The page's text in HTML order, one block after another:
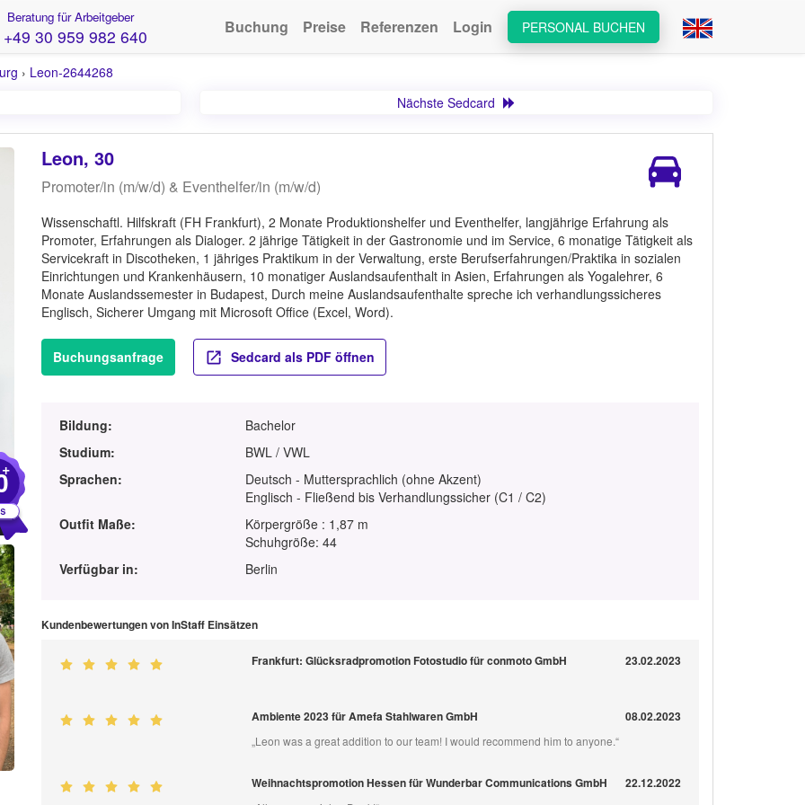
Beratung für Arbeitgeber
+49 30 959 982 640 PERSONAL BUCHEN
Buchung Preise Referenzen Login
› Leon-2644268
Nächste Sedcard
+
Leon, 30
Promoter/in (m/w/d) & Eventhelfer/in (m/w/d)
Wissenschaftl. Hilfskraft (FH Frankfurt), 2 Monate Produktionshelfer und Eventhelfer, langjährige Erfahrung als
Promoter, Erfahrungen als Dialoger. 2 jährige Tätigkeit in der Gastronomie und im Service, 6 monatige Tätigkeit als
Servicekraft in Discotheken, 1 jähriges Praktikum in der Verwaltung, erste Berufserfahrungen/Praktika in sozialen
Einrichtungen und Krankenhäusern, 10 monatiger Auslandsaufenthalt in Asien, Erfahrungen als Yogalehrer, 6
Monate Auslandssemester in Budapest, Durch meine Auslandsaufenthalte spreche ich verhandlungssicheres
Englisch, Sicherer Umgang mit Microsoft Office (Excel, Word).
Buchungsanfrage Sedcard als PDF öffnen
Bildung:
Bachelor
Studium:
BWL / VWL
Sprachen:
Deutsch - Muttersprachlich (ohne Akzent)
Englisch - Fließend bis Verhandlungssicher (C1 / C2)
Outfit Maße:
Körpergröße : 1,87 m
Schuhgröße: 44
Verfügbar in:
Berlin
Kundenbewertungen von InStaff Einsätzen
Frankfurt: Glücksradpromotion Fotostudio für conmoto GmbH 23.02.2023
Ambiente 2023 für Amefa Stahlwaren GmbH 08.02.2023
„Leon was a great addition to our team! I would recommend him to anyone.“
Weihnachtspromotion Hessen für Wunderbar Communications GmbH 22.12.2022